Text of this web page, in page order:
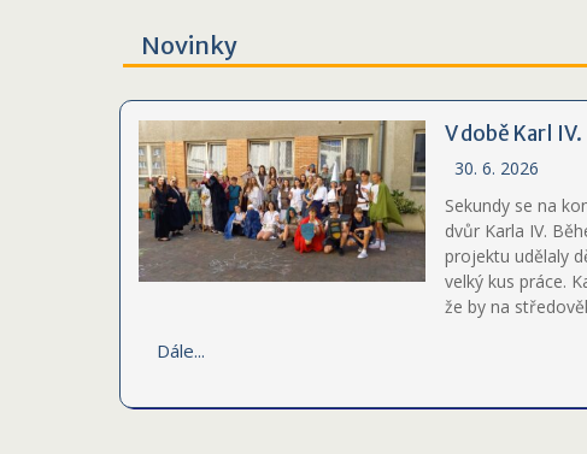
Novinky
V době Karl IV.
30. 6. 2026
Sekundy se na
dvůr Karla IV.
projektu udělaly
velký kus práce.
že by na
Dále...